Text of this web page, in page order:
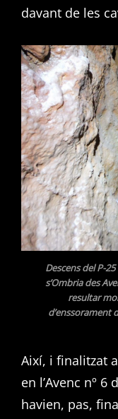
davant de les
Descens del P-
s’Ombria des
resultar
d’enssorament
Així, i finalitzat
en l’Avenc nº 6
havien, pas,